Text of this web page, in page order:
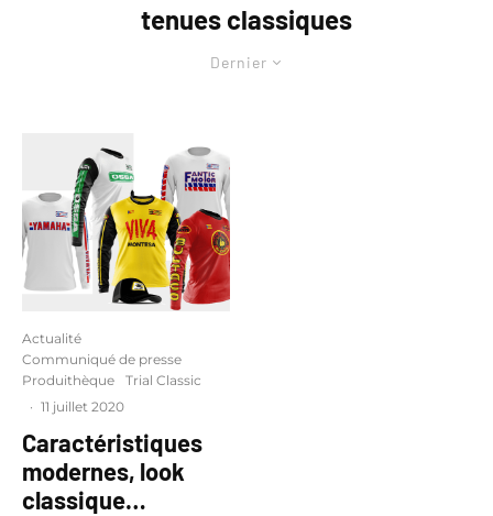
tenues classiques
Dernier
Actualité
Communiqué de presse
Produithèque
Trial Classic
· 11 juillet 2020
Caractéristiques
modernes, look
classique…